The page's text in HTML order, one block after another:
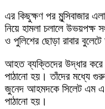
এর কিছুক্ষণ পর মুন্সিবাজার
নিয়ে হামলা চলালে উভয়পক্ষ
ও পুলিশের ছোড়া রাবার
আহত ব্যক্তিদের উদ্ধার করে
পাঠানো হয়। তাঁদের মধ্যে
জুনেদ আহমদকে সিলেট এম এ
পাঠানো হয়।